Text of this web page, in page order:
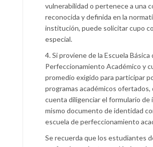
vulnerabilidad o pertenece a una
reconocida y definida en la
institución, puede solicitar cupo
especial.
4. Si proviene de la Escuela Básica
Perfeccionamiento Académico y
promedio exigido para participar
programas académicos
cuenta diligenciar el formulario de
mismo documento de identidad
escuela de perfeccionamiento
Se recuerda que los estudiantes